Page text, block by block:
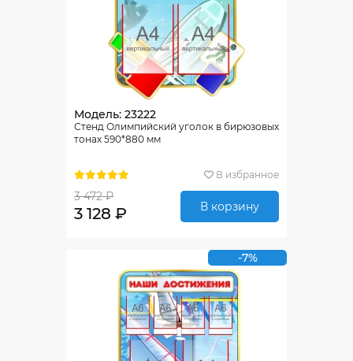
Модель: 23222
Стенд Олимпийский уголок в бирюзовых
тонах 590*880 мм
В избранное
3 472 ₽
3 128 ₽ В корзину
-7%